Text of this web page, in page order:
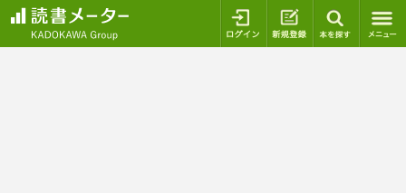
ログイン 新規登録